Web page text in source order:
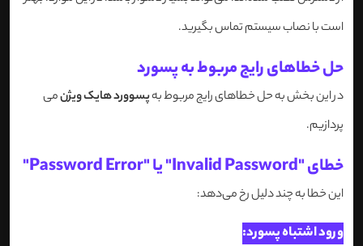
است با نصاب سیستم تماس بگیرید.
حل خطاهای رایج مربوط به پسورد
در این بخش به حل خطاهای رایج مربوط بهپسوورد هایک ویژنمی
پردازیم.
خطای "Invalid Password" یا "Password Error"
این خطا به چند دلیل رخ می‌دهد:
ورود اشتباه پسورد: